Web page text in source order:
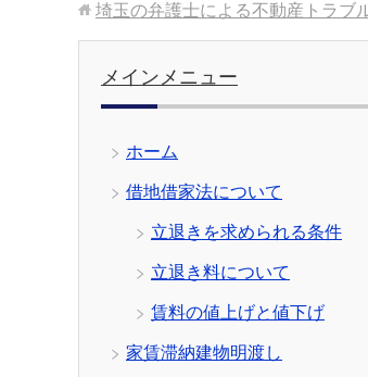
埼玉の弁護士による不動産トラブ
メインメニュー
ホーム
借地借家法について
立退きを求められる条件
立退き料について
賃料の値上げと値下げ
家賃滞納建物明渡し